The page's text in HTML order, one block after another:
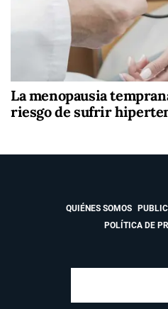
La menopausia
riesgo de sufrir
QUIÉNES SOMOS
POLÍTICA DE